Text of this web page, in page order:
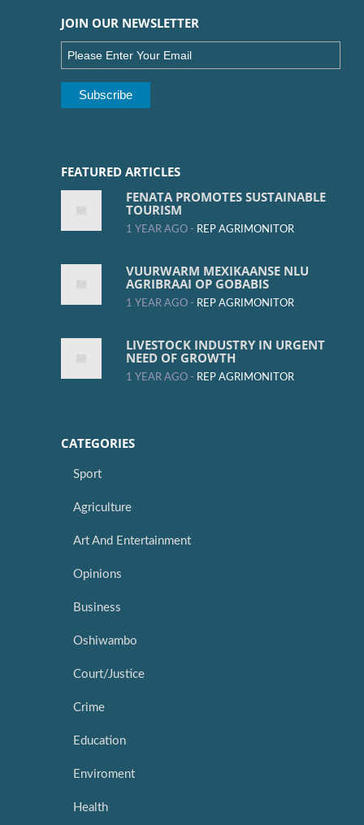
JOIN OUR NEWSLETTER
FEATURED ARTICLES
FENATA PROMOTES SUSTAINABLE
TOURISM
1 YEAR AGO - REP AGRIMONITOR
VUURWARM MEXIKAANSE NLU
AGRIBRAAI OP GOBABIS
1 YEAR AGO - REP AGRIMONITOR
LIVESTOCK INDUSTRY IN URGENT
NEED OF GROWTH
1 YEAR AGO - REP AGRIMONITOR
CATEGORIES
Sport
Agriculture
Art And Entertainment
Opinions
Business
Oshiwambo
Court/Justice
Crime
Education
Enviroment
Health